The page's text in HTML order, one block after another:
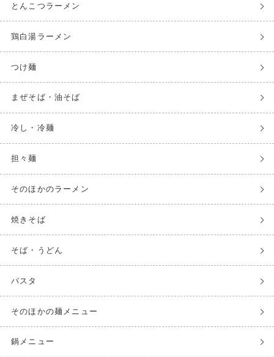
とんこつラーメン
鶏白湯ラーメン
つけ麺
まぜそば・油そば
冷し・冷麺
担々麺
そのほかのラーメン
焼きそば
そば・うどん
パスタ
そのほかの麺メニュー
鍋メニュー